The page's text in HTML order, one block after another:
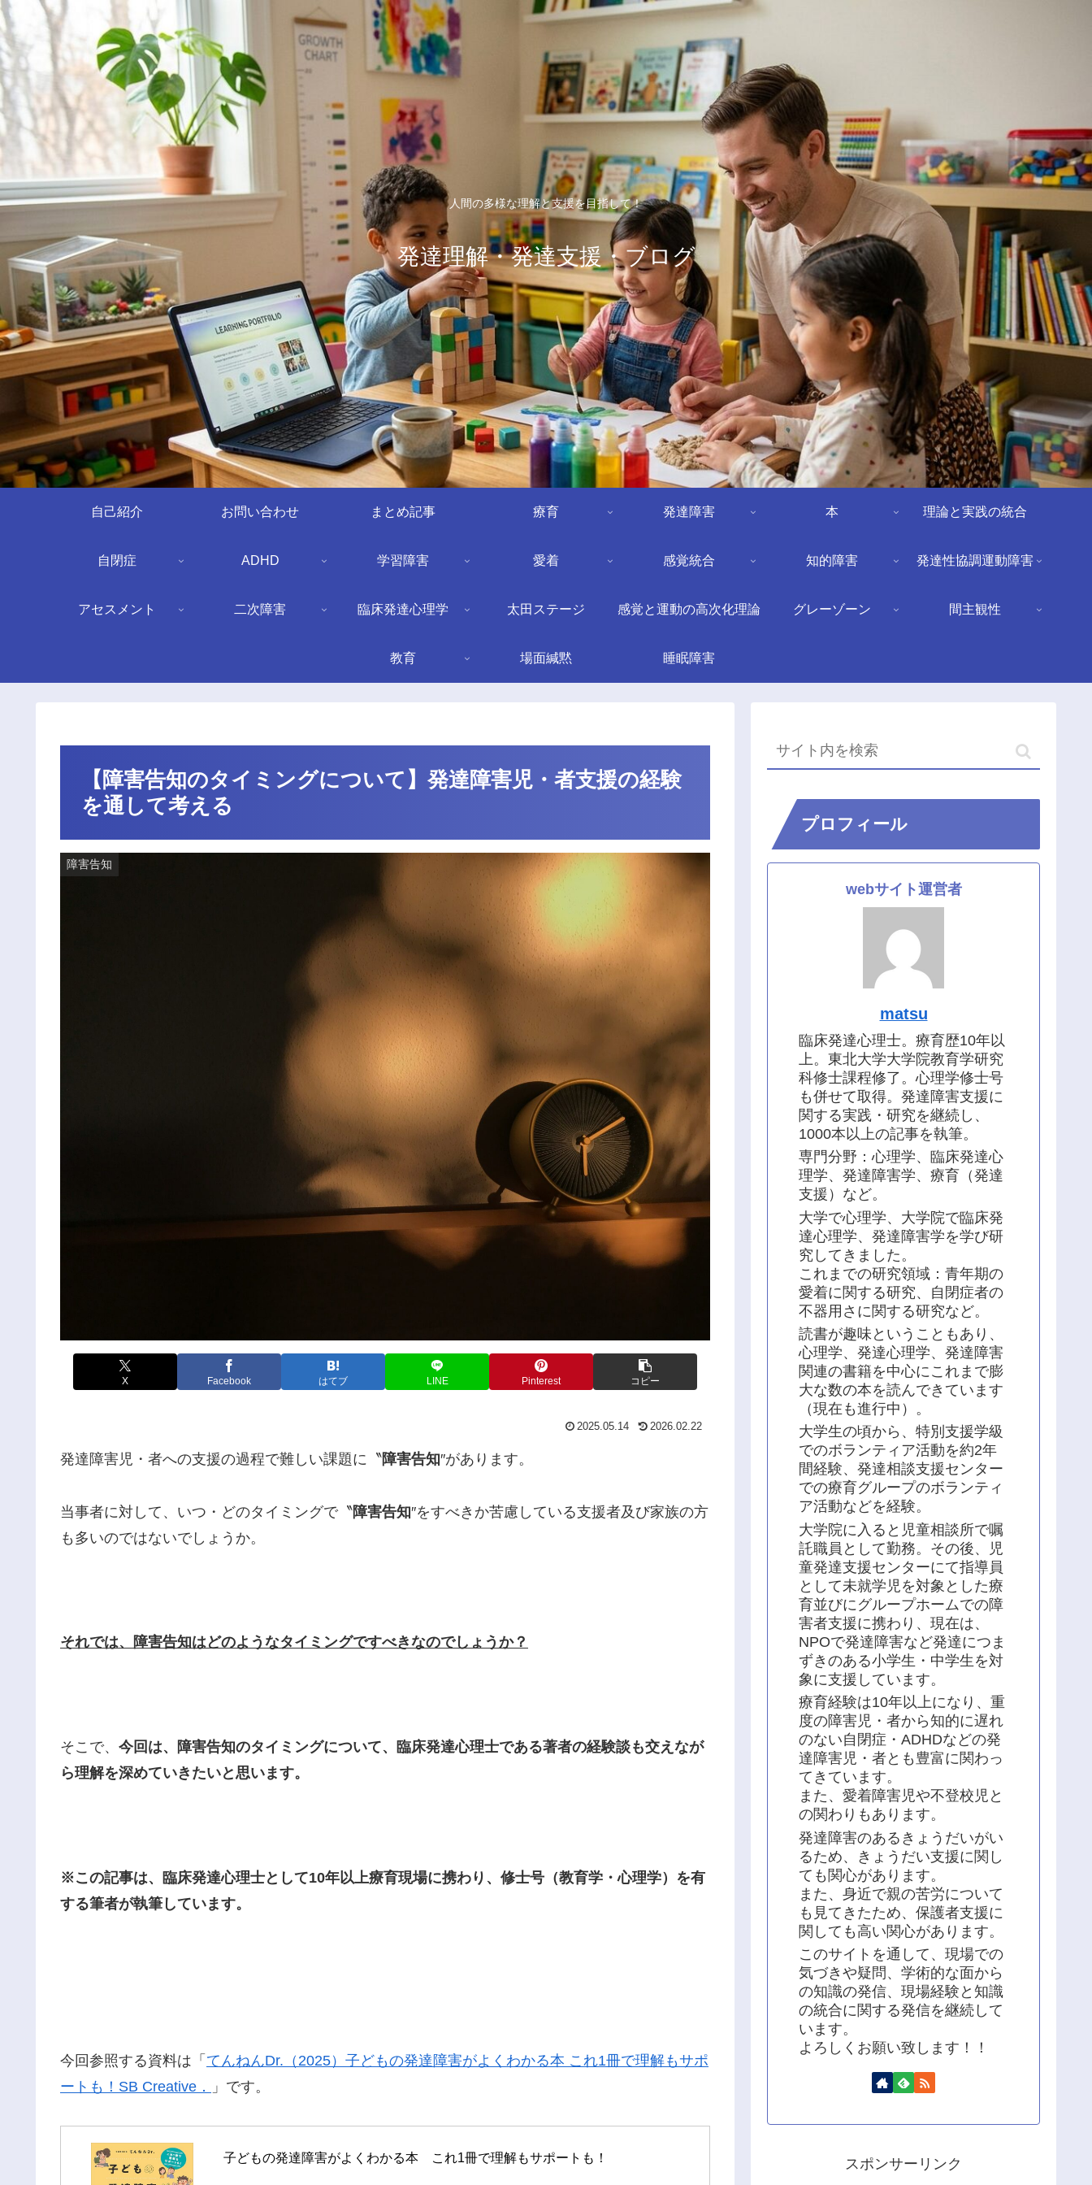
人間の多様な理解と支援を目指して！
発達理解・発達支援・ブログ
自己紹介 お問い合わせ まとめ記事 療育 発達障害 本 理論と実践の統合
自閉症 ADHD 学習障害 愛着 感覚統合 知的障害 発達性協調運動障害
アセスメント 二次障害 臨床発達心理学 太田ステージ 感覚と運動の高次化理論 グレーゾーン 間主観性
教育 場面緘黙 睡眠障害
【障害告知のタイミングについて】発達障害児・者支援の経験
を通して考える
障害告知
X Facebook はてブ LINE Pinterest コピー
2025.05.14 2026.02.22
発達障害児・者への支援の過程で難しい課題に〝障害告知″があります。
当事者に対して、いつ・どのタイミングで〝障害告知″をすべきか苦慮している支援者及び家族の方
も多いのではないでしょうか。
それでは、障害告知はどのようなタイミングですべきなのでしょうか？
そこで、 今回は、障害告知のタイミングについて、臨床発達心理士である著者の経験談も交えなが
ら理解を深めていきたいと思います。
※この記事は、臨床発達心理士として10年以上療育現場に携わり、修士号（教育学・心理学）を有
する筆者が執筆しています。
今回参照する資料は「 てんねんDr.（2025）子どもの発達障害がよくわかる本 これ1冊で理解もサポ
ートも！SB Creative．
」です。
子どもの発達障害がよくわかる本　これ1冊で理解もサポートも！
プロフィール
webサイト運営者
matsu
臨床発達心理士。療育歴10年以
上。東北大学大学院教育学研究
科修士課程修了。心理学修士号
も併せて取得。発達障害支援に
関する実践・研究を継続し、
1000本以上の記事を執筆。
専門分野：心理学、臨床発達心
理学、発達障害学、療育（発達
支援）など。
大学で心理学、大学院で臨床発
達心理学、発達障害学を学び研
究してきました。
これまでの研究領域：青年期の
愛着に関する研究、自閉症者の
不器用さに関する研究など。
読書が趣味ということもあり、
心理学、発達心理学、発達障害
関連の書籍を中心にこれまで膨
大な数の本を読んできています
（現在も進行中）。
大学生の頃から、特別支援学級
でのボランティア活動を約2年
間経験、発達相談支援センター
での療育グループのボランティ
ア活動などを経験。
大学院に入ると児童相談所で嘱
託職員として勤務。その後、児
童発達支援センターにて指導員
として未就学児を対象とした療
育並びにグループホームでの障
害者支援に携わり、現在は、
NPOで発達障害など発達につま
ずきのある小学生・中学生を対
象に支援しています。
療育経験は10年以上になり、重
度の障害児・者から知的に遅れ
のない自閉症・ADHDなどの発
達障害児・者とも豊富に関わっ
てきています。
また、愛着障害児や不登校児と
の関わりもあります。
発達障害のあるきょうだいがい
るため、きょうだい支援に関し
ても関心があります。
また、身近で親の苦労について
も見てきたため、保護者支援に
関しても高い関心があります。
このサイトを通して、現場での
気づきや疑問、学術的な面から
の知識の発信、現場経験と知識
の統合に関する発信を継続して
います。
よろしくお願い致します！！
スポンサーリンク